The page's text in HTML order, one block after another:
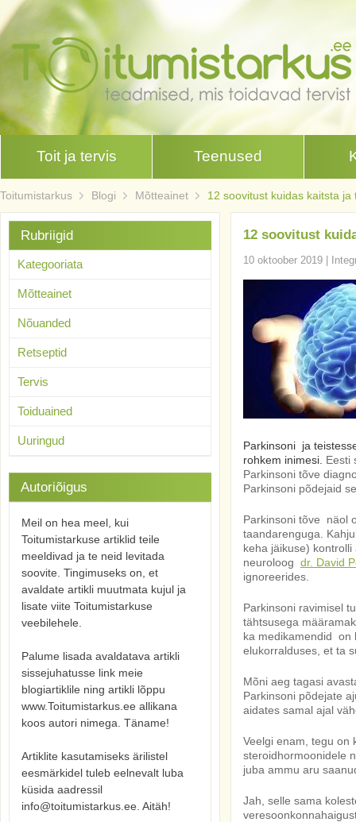
Toit ja tervis Teenused
Toitumistarkus Blogi Mõtteainet 12 soovitust kuidas kaitsta ja
12 soovitust
10 oktoober 2019
Parkinsoni ja
rohkem inimesi. Eesti
Parkinsoni tõve
Parkinsoni põdejaid
Parkinsoni tõve näol
taandarenguga.
keha jäikuse)
neuroloog dr. David
ignoreerides.
Parkinsoni ravimisel
tähtsusega
ka medikamendid on
elukorralduses, et ta
Mõni aeg tagasi
Parkinsoni põdejate
aidates samal ajal
Veelgi enam, tegu on
steroidhormoonidele
juba ammu aru
Jah, selle sama
Rubriigid
Kategooriata
Mõtteainet
Nõuanded
Retseptid
Tervis
Toiduained
Uuringud
Autoriõigus
Meil on hea meel, kui
Toitumistarkuse artiklid teile
meeldivad ja te neid levitada
soovite. Tingimuseks on, et
avaldate artikli muutmata kujul ja
lisate viite Toitumistarkuse
veebilehele.
Palume lisada avaldatava artikli
sissejuhatusse link meie
blogiartiklile ning artikli lõppu
www.Toitumistarkus.ee allikana
koos autori nimega. Täname!
Artiklite kasutamiseks ärilistel
eesmärkidel tuleb eelnevalt luba
küsida aadressil
info@toitumistarkus.ee. Aitäh!